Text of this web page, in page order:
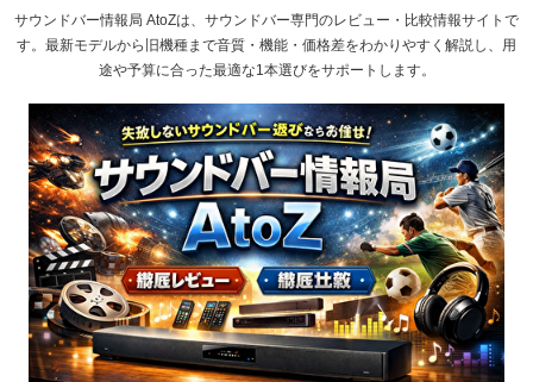
サウンドバー情報局 AtoZは、サウンドバー専門のレビュー・比較情報サイトで
す。最新モデルから旧機種まで音質・機能・価格差をわかりやすく解説し、用
途や予算に合った最適な1本選びをサポートします。